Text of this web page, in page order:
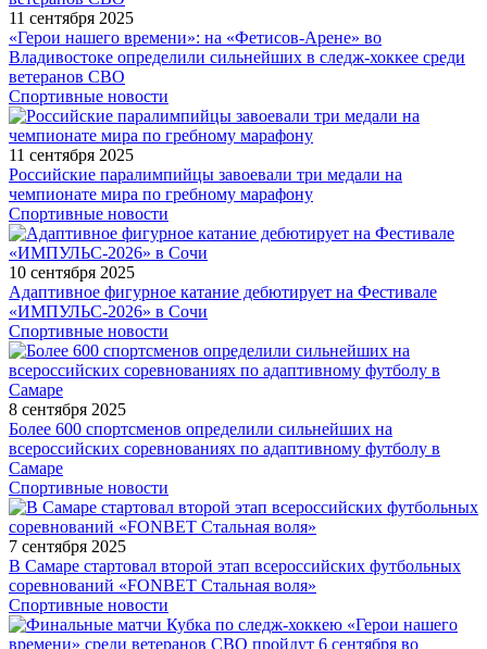
11 сентября 2025
«Герои нашего времени»: на «Фетисов-Арене» во
Владивостоке определили сильнейших в следж-хоккее среди
ветеранов СВО
Спортивные новости
11 сентября 2025
Российские паралимпийцы завоевали три медали на
чемпионате мира по гребному марафону
Спортивные новости
10 сентября 2025
Адаптивное фигурное катание дебютирует на Фестивале
«ИМПУЛЬС-2026» в Сочи
Спортивные новости
8 сентября 2025
Более 600 спортсменов определили сильнейших на
всероссийских соревнованиях по адаптивному футболу в
Самаре
Спортивные новости
7 сентября 2025
В Самаре стартовал второй этап всероссийских футбольных
соревнований «FONBET Стальная воля»
Спортивные новости